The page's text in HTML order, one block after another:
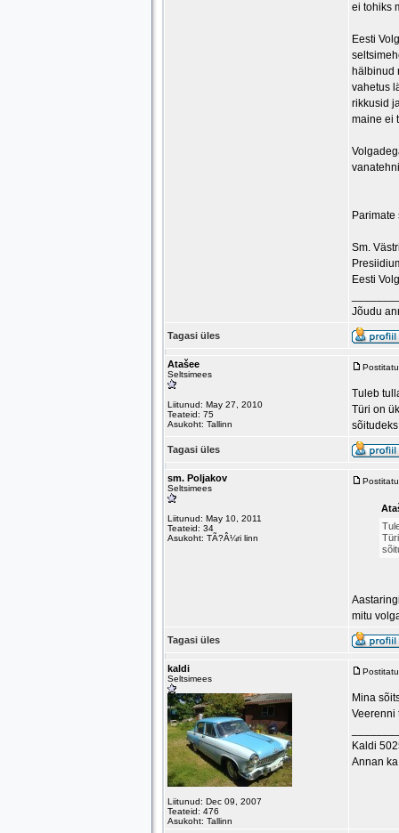
ei tohiks
Eesti
hälbinud
vahetus
rikkusid
maine ei
Sm.
Eesti
Jõudu
Tagasi üles
Atašee
Seltsimees
Liitunud: May 27, 2010
Teateid: 75
Asukoht: Tallinn
Tuleb
Türi on
Tagasi üles
sm. Poljakov
Seltsimees
Liitunud: May 10, 2011
Teateid: 34
Asukoht: TÃ?Â¼ri linn
mitu
Tagasi üles
kaldi
Seltsimees
Liitunud: Dec 09, 2007
Teateid: 476
Asukoht: Tallinn
Mina
Veerenni
Kaldi
Annan